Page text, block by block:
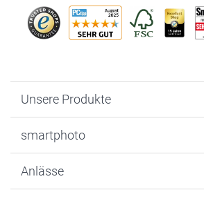
Unsere Produkte
Fotogeschenke
MyNameBook
smartphoto
Warum smartphoto
Anlässe